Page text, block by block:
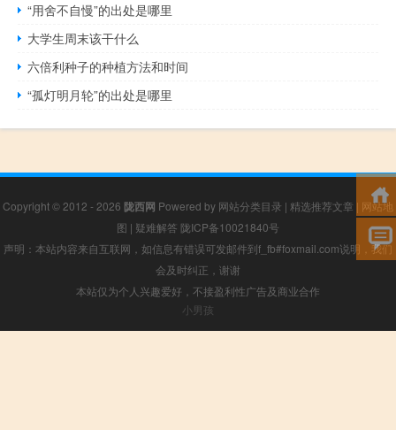
“用舍不自慢”的出处是哪里
大学生周末该干什么
六倍利种子的种植方法和时间
“孤灯明月轮”的出处是哪里
Copyright © 2012 - 2026 陇西网 Powered by 网站分类目录 | 精选推荐文章 | 网站地
图 | 疑难解答 陇ICP备10021840号
声明：本站内容来自互联网，如信息有错误可发邮件到f_fb#foxmail.com说明，我们
会及时纠正，谢谢
本站仅为个人兴趣爱好，不接盈利性广告及商业合作
小男孩